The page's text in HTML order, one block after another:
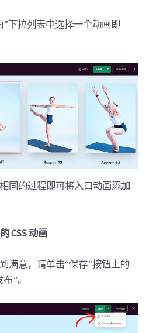
下拉列表中选择一个动画即
同的过程即可将入口动画添加
CSS 动画
满意，请单击“保存”按钮上的
”。